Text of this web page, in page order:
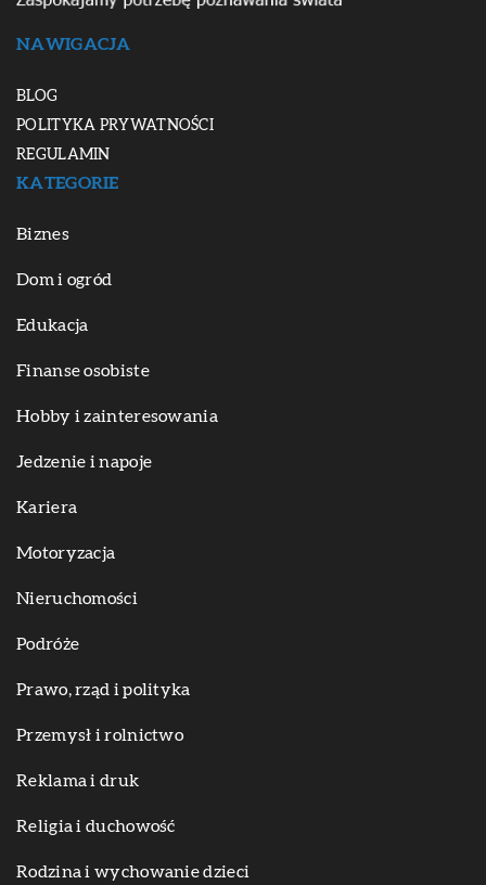
NAWIGACJA
BLOG
POLITYKA PRYWATNOŚCI
REGULAMIN
KATEGORIE
Biznes
Dom i ogród
Edukacja
Finanse osobiste
Hobby i zainteresowania
Jedzenie i napoje
Kariera
Motoryzacja
Nieruchomości
Podróże
Prawo, rząd i polityka
Przemysł i rolnictwo
Reklama i druk
Religia i duchowość
Rodzina i wychowanie dzieci